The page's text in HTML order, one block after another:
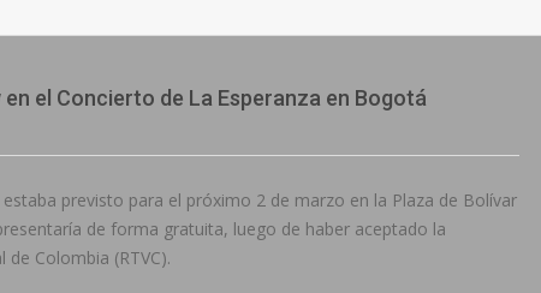
el Concierto de La Esperanza en Bogotá
previsto para el próximo 2 de marzo en la Plaza de Bolívar
de forma gratuita, luego de haber aceptado la
Colombia (RTVC).